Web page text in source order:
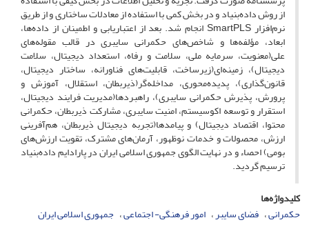
از روش داده‌بنیاد و در بخش کمی با استفاده از معادلات ساختاری و از طریق
نرم‌افزار SmartPLS انجام شد. بعد از اعتباریابی و اطمینان از داده‌ها،
ابعاد، مؤلفه‌ها و شاخص‌های حکمرانی سایبری در قالب مقوله‌های
علی(معنویت، سرمایه ملی، سلامت و رفاه، استعداد دیجیتال، سلامت
دیجیتال)، زمینه‌ای(زیرساخت، قابلیت‌های فناورانه، ساختار دیجیتال،
قانون‌گذاری)، پدیده‌محوری، مداخله‌گر(ذیربطان، استقلال، آموزش و
پرورش، پذیرش حکمرانی سایبری)، راهبردها(مدیریت فرایند دیجیتال،
استقرار و توسعه اکوسیستم، امنیت سایبری، مشارکت ذیربطان، حکمرانی
محتوا، اقتصاد دیجیتال) و پیامدها(تجربه دیجیتال ذیربطان، هم‌آفرینی
ارزش، محصولات و خدمات نوظهور، آرمان‌های مشترک، تقویت ارزش‌های
بومی) احصاء و در نهایت الگوی جمهوری اسلامی ایران در پارادایم داده‌بنیاد
ترسیم گردید.
کلیدواژه‌ها
حکمرانی فضای سایبر امور فرهنگی- اجتماعی جمهوری اسلامی ایران